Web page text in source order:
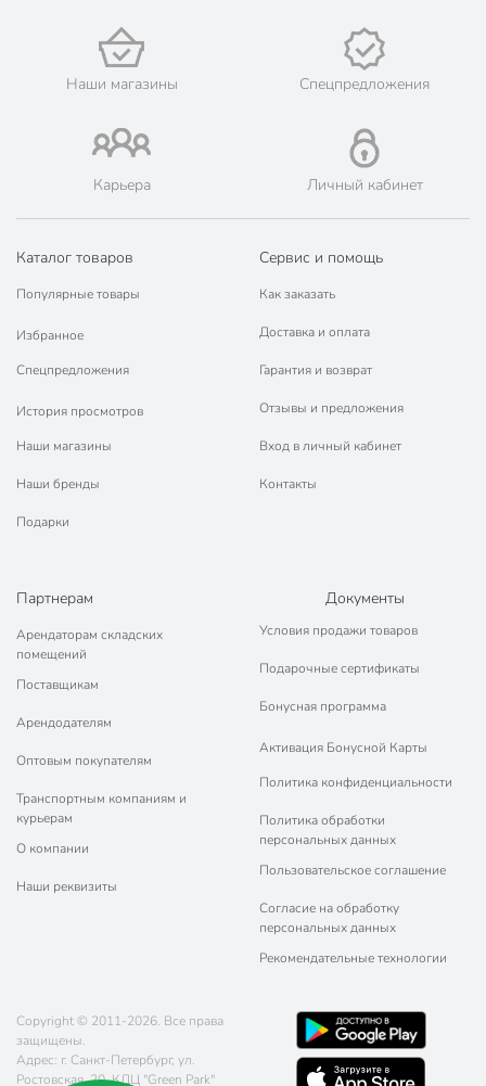
Всеволожск, Выборг, Гаврилово, Гатчина, Горбунки,
Ивангород, пос. имени Морозова, имени Свердлова,
Кингисепп, Кириши, Кировск, Колпино, Кронштадт, Кудрово,
Кузьмоловский, Лодейное Поле, Ломоносов, Луга, Любань,
Новоселье, Отрадное, Павловск, Петергоф, Пикалево,
Приморск, Приозерск, Пушкин, Романовка, Рощино, Русско-
Высоцкое, Сертолово, Сиверский, Сланцы, Слуцк, Сосновый
Бор, Старая, Тихвин, Тосно, Шлиссельбург, Янино-1, а также
Великий Новгород, Калининград, Советск, Черняховск,
Светлогорск, Пионерский и Неман.
💳 Оплата: онлайн на сайте интернет-гипермаркета или
наличными при получении.
🛍 Скидки, акции, распродажи каждый день!
📜 Только оригинальная продукция. Интернет-гипермаркет
Порядок - официальный представитель ведущих мировых
Наши магазины Спецпредложения
Карьера Личный кабинет
Каталог товаров
Популярные товары
Избранное
Спецпредложения
История просмотров
Наши магазины
Наши бренды
Подарки
Сервис и помощь
Как заказать
Доставка и оплата
Гарантия и возврат
Отзывы и предложения
Вход в личный кабинет
Контакты
Партнерам
Арендаторам складских
помещений
Поставщикам
Арендодателям
Оптовым покупателям
Транспортным компаниям и
курьерам
О компании
Наши реквизиты
Документы
Условия продажи товаров
Подарочные сертификаты
Бонусная программа
Активация Бонусной Карты
Политика конфиденциальности
Политика обработки
персональных данных
Пользовательское соглашение
Согласие на обработку
персональных данных
Рекомендательные технологии
Copyright © 2011-2026. Все права
защищены.
Адрес: г. Санкт-Петербург, ул.
Ростовская, 20, КДЦ "Green Park"